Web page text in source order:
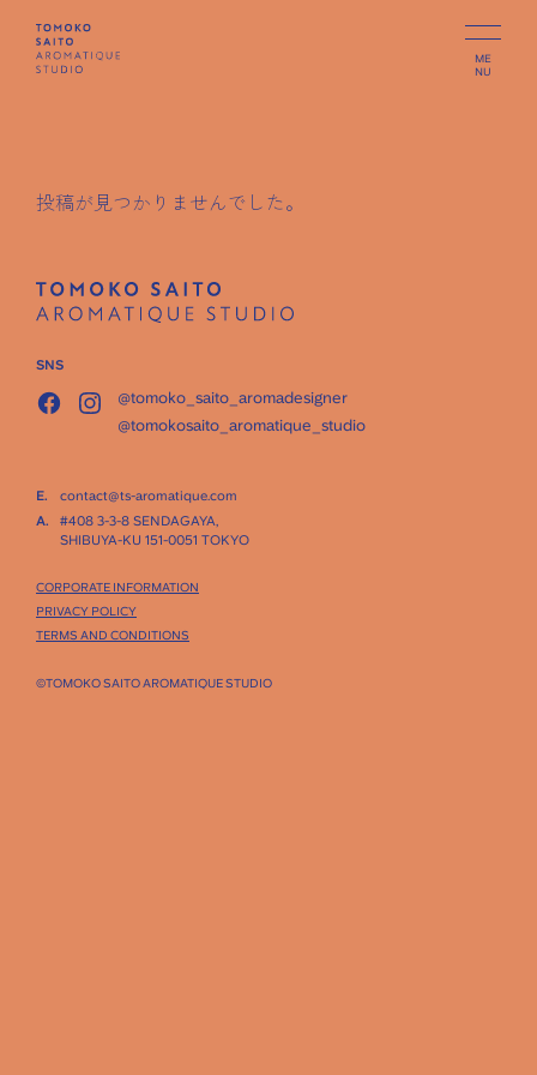
ME
NU
投稿が見つかりませんでした。
SNS
@tomoko_saito_aromadesigner
@tomokosaito_aromatique_studio
E.
contact@ts-aromatique.com
A.
#408 3-3-8 SENDAGAYA,
SHIBUYA-KU 151-0051 TOKYO
CORPORATE INFORMATION
PRIVACY POLICY
TERMS AND CONDITIONS
©TOMOKO SAITO AROMATIQUE STUDIO